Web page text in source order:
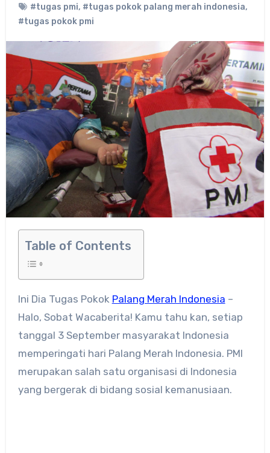
#tugas pmi, #tugas pokok palang merah indonesia,
#tugas pokok pmi
Table of Contents
Ini Dia Tugas Pokok Palang Merah Indonesia –
Halo, Sobat Wacaberita! Kamu tahu kan, setiap
tanggal 3 September masyarakat Indonesia
memperingati hari Palang Merah Indonesia. PMI
merupakan salah satu organisasi di Indonesia
yang bergerak di bidang sosial kemanusiaan.